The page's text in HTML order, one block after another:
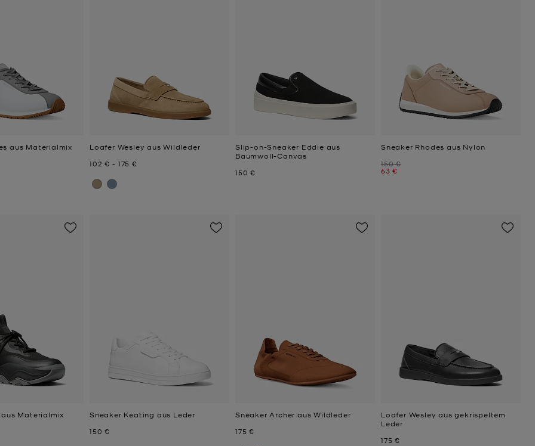
aus Materialmix
Loafer Wesley aus Wildleder
Jetzt
102 € -
bis Jetzt
175 €
Slip-on-Sneaker Eddie aus
Baumwoll-Canvas
Jetzt
150 €
Sneaker Rhodes aus Nylon
Zuvor
150 €
Jetzt
63 €
Materialmix
Sneaker Keating aus Leder
Jetzt
150 €
Sneaker Archer aus Wildleder
Jetzt
175 €
Loafer Wesley aus gekrispeltem
Leder
Jetzt
175 €